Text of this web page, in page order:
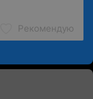
Рекомендую